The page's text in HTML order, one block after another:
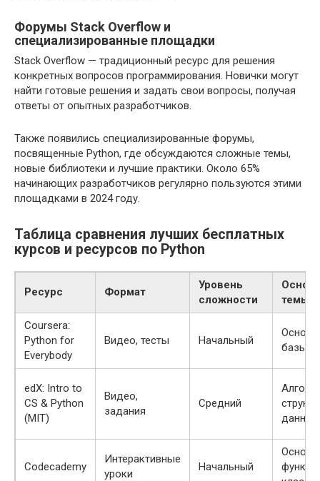
Форумы Stack Overflow и
специализированные площадки
Stack Overflow — традиционный ресурс для решения
конкретных вопросов программирования. Новички могут
найти готовые решения и задать свои вопросы, получая
ответы от опытных разработчиков.
Также появились специализированные форумы,
посвященные Python, где обсуждаются сложные темы,
новые библиотеки и лучшие практики. Около 65%
начинающих разработчиков регулярно пользуются этими
площадками в 2024 году.
Таблица сравнения лучших бесплатных
курсов и ресурсов по Python
Ресурс Формат
Уровень
сложности
темы
Coursera:
Python for
Everybody
Видео, тесты Начальный
базы
edX: Intro to
CS & Python
(MIT)
Видео,
задания
Средний
данных
Codecademy
Интерактивные
уроки
Начальный